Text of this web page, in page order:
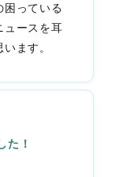
困っている
ュースを耳
ます。
た！